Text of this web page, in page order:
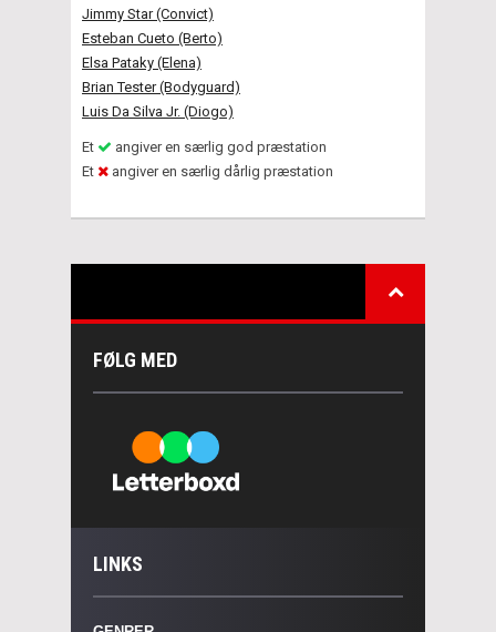
Jimmy Star (Convict)
Esteban Cueto (Berto)
Elsa Pataky (Elena)
Brian Tester (Bodyguard)
Luis Da Silva Jr. (Diogo)
Et
angiver en særlig god præstation
Et
angiver en særlig dårlig præstation
FØLG MED
LINKS